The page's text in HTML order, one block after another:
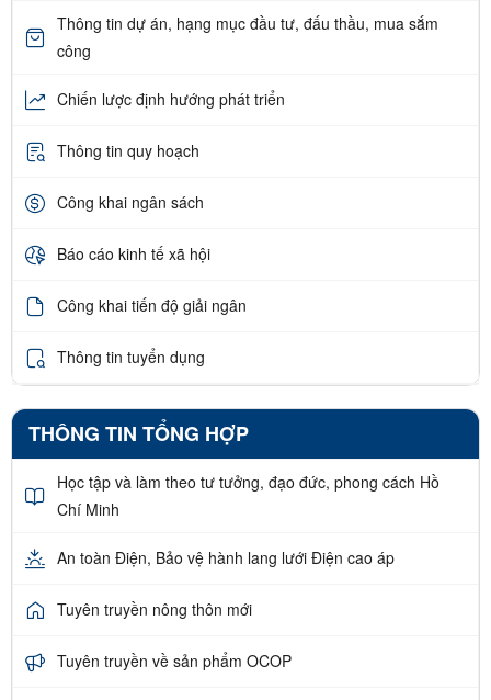
Thông tin dự án, hạng mục đầu tư, đấu thầu, mua sắm
công
Chiến lược định hướng phát triển
Thông tin quy hoạch
Công khai ngân sách
Báo cáo kinh tế xã hội
Công khai tiến độ giải ngân
Thông tin tuyển dụng
THÔNG TIN TỔNG HỢP
Học tập và làm theo tư tưởng, đạo đức, phong cách Hồ
Chí Minh
An toàn Điện, Bảo vệ hành lang lưới Điện cao áp
Tuyên truyền nông thôn mới
Tuyên truyền về sản phẩm OCOP